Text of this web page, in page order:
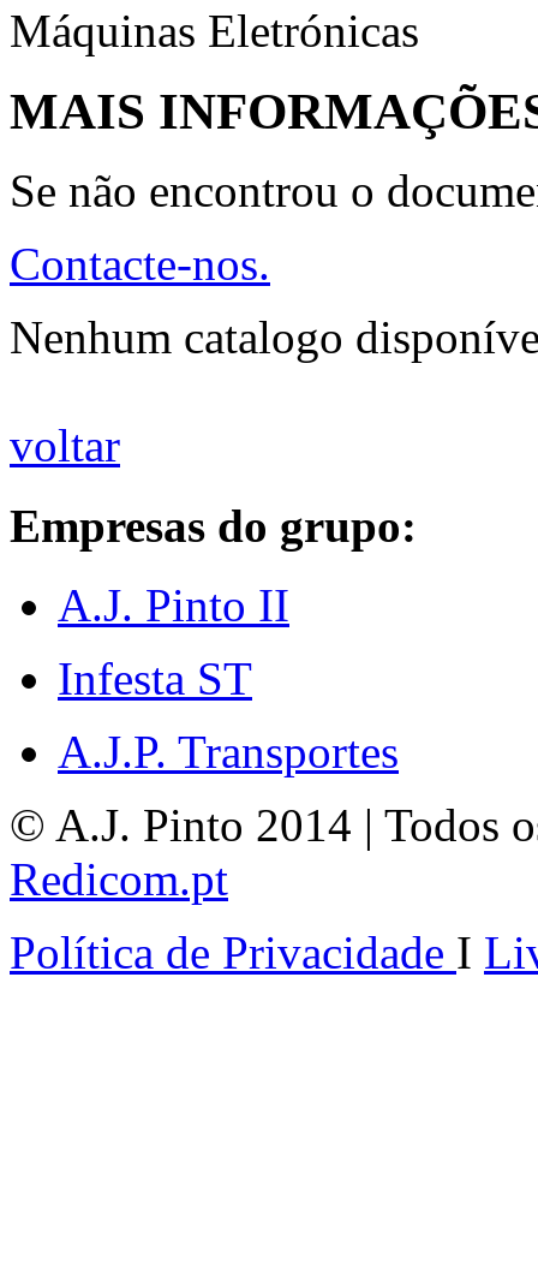
Máquinas Eletrónicas
MAIS
Se não encontrou o
Contacte-nos.
Nenhum catalogo
voltar
Empresas do grupo:
A.J. Pinto II
Infesta ST
A.J.P. Transportes
© A.J. Pinto 2014 | Todos
Redicom.pt
Política de Privacidade I